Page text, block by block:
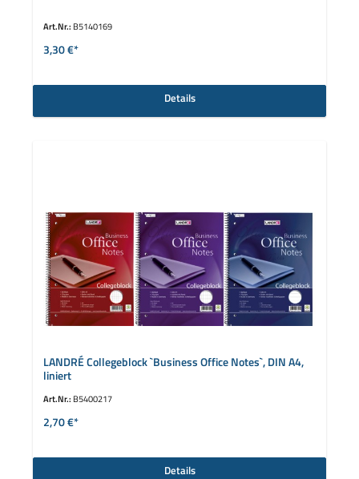
Art.Nr.: B5140169
3,30 €*
Details
LANDRÉ Collegeblock `Business Office Notes`, DIN A4,
liniert
Art.Nr.: B5400217
2,70 €*
Details